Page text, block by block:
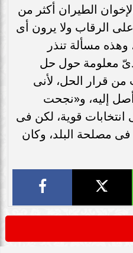
الطيران أكثر من
الرقاب ولا يرون أى
وهذه مسألة تنذر
معلومة حول حل
من قرار الحل، لأنى
إليه، و«نجحت
قوية، لكن فى
فى مصلحة البلد، وكان